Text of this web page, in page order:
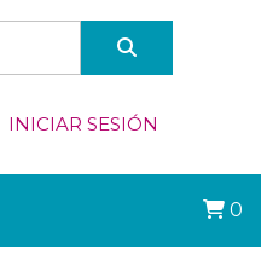
INICIAR SESIÓN
0